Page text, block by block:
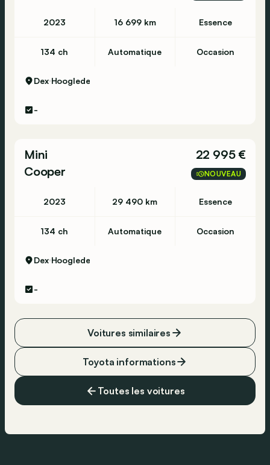
2023 16 699 km Essence
134 ch Automatique Occasion
Dex Hooglede
-
Mini
Cooper
22 995 €
NOUVEAU
2023 29 490 km Essence
134 ch Automatique Occasion
Dex Hooglede
-
Toutes les voitures
Toyota informations
Voitures similaires